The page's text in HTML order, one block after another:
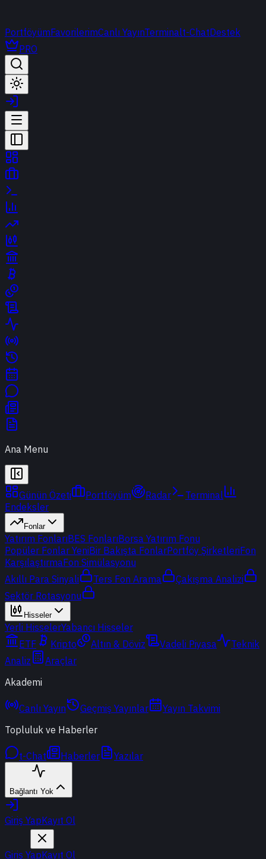
PortföyümFavorilerimCanlı YayınTerminalt-ChatDestek
PRO
Ana Menu
Günün Özeti Portföyüm Radar
Terminal
Endeksler
Fonlar
Yatırım FonlarıBES FonlarıBorsa Yatırım Fonu
Popüler Fonlar YeniBir Bakışta FonlarPortföy ŞirketleriFon
KarşılaştırmaFon Simülasyonu
Akıllı Para Sinyali
Ters Fon Arama
Çakışma Analizi
Sektör Rotasyonu
Hisseler
Yerli HisselerYabancı Hisseler
ETF
Kripto Altın & Döviz Vadeli Piyasa
Teknik
Analiz
Araçlar
Akademi
Canlı Yayın Geçmiş Yayınlar
Yayın Takvimi
Topluluk ve Haberler
t-Chat Haberler Yazılar
Bağlantı Yok
Giriş YapKayıt Ol
Giriş YapKayıt Ol